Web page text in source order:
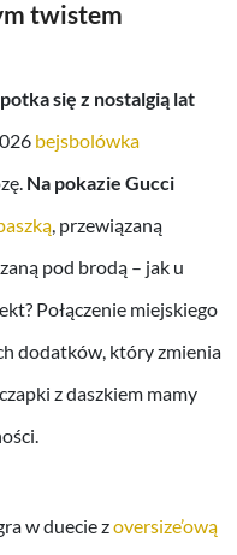
twistem
się z nostalgią lat
bejsbolówka
Na pokazie Gucci
, przewiązaną
pod brodą – jak u
Połączenie miejskiego
dodatków, który zmienia
z daszkiem mamy
w duecie zoversize’ową